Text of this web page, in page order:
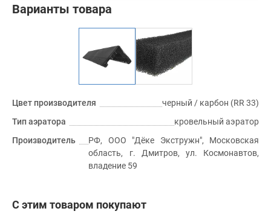
Варианты товара
Цвет производителя
черный / карбон (RR 33)
Тип аэратора
кровельный аэратор
Производитель
РФ, ООО "Дёке Экстружн", Московская
область, г. Дмитров, ул. Космонавтов,
владение 59
С этим товаром покупают